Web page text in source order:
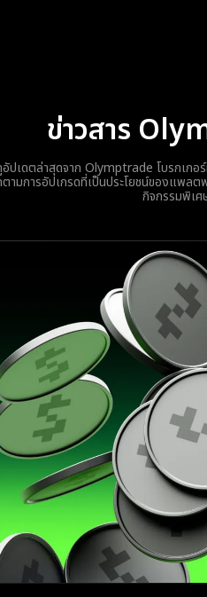
ข่าวสาร
อัปเดตล่าสุดจาก Olymptrade โบรกเกอ
ามการอัปเกรดที่เป็นประโยชน์ของแพล
กิจกรรมพิเศ